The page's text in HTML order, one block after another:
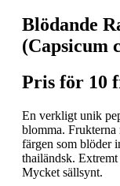
Blödande
(Capsicum
Pris för 10
En verkligt unik
blomma.
färgen som blöder
thailändsk.
Mycket sällsynt.